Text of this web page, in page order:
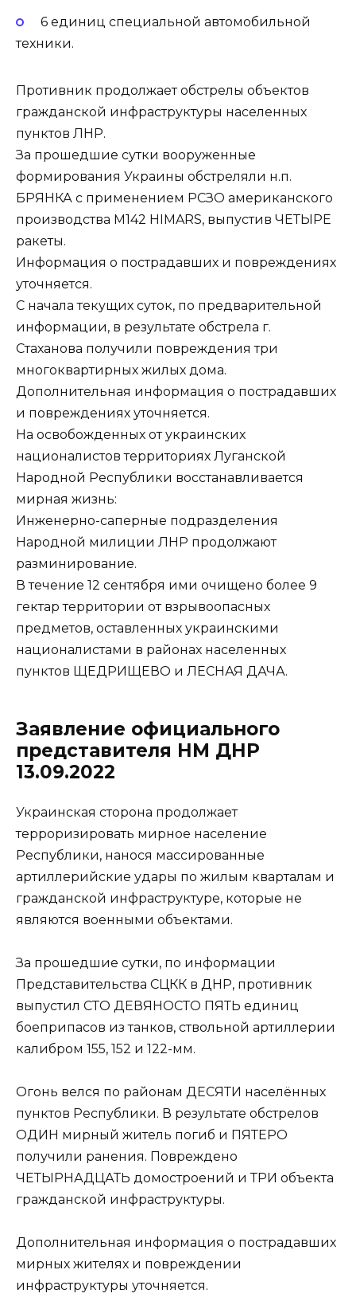
6 единиц специальной автомобильной
техники.
Противник продолжает обстрелы объектов
гражданской инфраструктуры населенных
пунктов ЛНР.
За прошедшие сутки вооруженные
формирования Украины обстреляли н.п.
БРЯНКА с применением РСЗО американского
производства М142 HIMARS, выпустив ЧЕТЫРЕ
ракеты.
Информация о пострадавших и повреждениях
уточняется.
С начала текущих суток, по предварительной
информации, в результате обстрела г.
Стаханова получили повреждения три
многоквартирных жилых дома.
Дополнительная информация о пострадавших
и повреждениях уточняется.
На освобожденных от украинских
националистов территориях Луганской
Народной Республики восстанавливается
мирная жизнь:
Инженерно-саперные подразделения
Народной милиции ЛНР продолжают
разминирование.
В течение 12 сентября ими очищено более 9
гектар территории от взрывоопасных
предметов, оставленных украинскими
националистами в районах населенных
пунктов ЩЕДРИЩЕВО и ЛЕСНАЯ ДАЧА.
Заявление официального
представителя НМ ДНР
13.09.2022
Украинская сторона продолжает
терроризировать мирное население
Республики, нанося массированные
артиллерийские удары по жилым кварталам и
гражданской инфраструктуре, которые не
являются военными объектами.
За прошедшие сутки, по информации
Представительства СЦКК в ДНР, противник
выпустил СТО ДЕВЯНОСТО ПЯТЬ единиц
боеприпасов из танков, ствольной артиллерии
калибром 155, 152 и 122-мм.
Огонь велся по районам ДЕСЯТИ населённых
пунктов Республики. В результате обстрелов
ОДИН мирный житель погиб и ПЯТЕРО
получили ранения. Повреждено
ЧЕТЫРНАДЦАТЬ домостроений и ТРИ объекта
гражданской инфраструктуры.
Дополнительная информация о пострадавших
мирных жителях и повреждении
инфраструктуры уточняется.